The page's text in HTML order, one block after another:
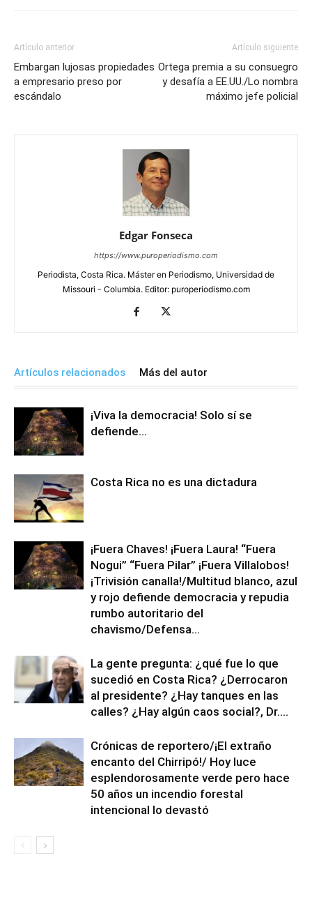
Artículo anterior
Embargan lujosas propiedades
a empresario preso por
escándalo
Artículo siguiente
Ortega premia a su consuegro
y desafía a EE.UU./Lo nombra
máximo jefe policial
Edgar Fonseca
https://www.puroperiodismo.com
Periodista, Costa Rica. Máster en Periodismo, Universidad de
Missouri - Columbia. Editor: puroperiodismo.com
Artículos relacionados Más del autor
¡Viva la democracia! Solo sí se
defiende…
Costa Rica no es una dictadura
¡Fuera Chaves! ¡Fuera Laura! “Fuera
Nogui” “Fuera Pilar” ¡Fuera Villalobos!
¡Trivisión canalla!/Multitud blanco, azul
y rojo defiende democracia y repudia
rumbo autoritario del
chavismo/Defensa...
La gente pregunta: ¿qué fue lo que
sucedió en Costa Rica? ¿Derrocaron
al presidente? ¿Hay tanques en las
calles? ¿Hay algún caos social?, Dr....
Crónicas de reportero/¡El extraño
encanto del Chirripó!/ Hoy luce
esplendorosamente verde pero hace
50 años un incendio forestal
intencional lo devastó